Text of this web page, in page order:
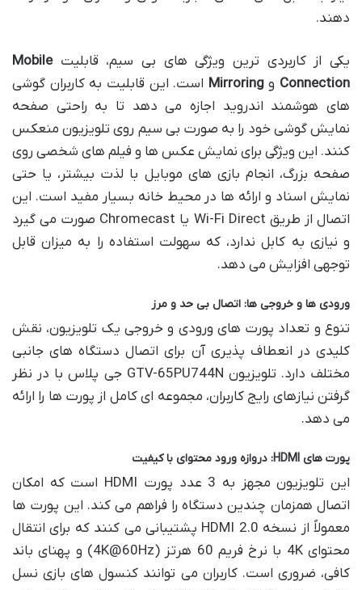
دهند.
یکی از کاربردی ترین ویژگی های بی سیم، قابلیتMobile
Connection وMirroring است. این قابلیت به کاربران گوشی
های هوشمند اندروید اجازه می دهد تا به راحتی صفحه
نمایش گوشی خود را به صورت بی سیم روی تلویزیون منعکس
کنند. این ویژگی برای نمایش عکس ها و فیلم های شخصی روی
صفحه بزرگ، انجام بازی های موبایل با لذت بیشتر، یا حتی
نمایش اسناد و ارائه ها در محیط خانه بسیار مفید است. این
اتصال از طریق Wi-Fi Direct یا Chromecast صورت می گیرد
و نیازی به کابل ندارد، که سهولت استفاده را به میزان قابل
توجهی افزایش می دهد.
ورودی ها و خروجی ها: اتصال بی حد و مرز
تنوع و تعداد پورت های ورودی و خروجی یک تلویزیون، نقش
کلیدی در انعطاف پذیری آن برای اتصال دستگاه های جانبی
مختلف دارد. تلویزیون GTV-65PU744N جی پلاس با در نظر
گرفتن نیازهای رایج کاربران، مجموعه ای کامل از پورت ها را ارائه
می دهد.
پورت های HDMI: دروازه ورود محتوای با کیفیت
این تلویزیون مجهز به 3 عدد پورت HDMI است که امکان
اتصال همزمان چندین دستگاه را فراهم می کند. این پورت ها
معمولاً از نسخه HDMI 2.0 پشتیبانی می کنند که برای انتقال
محتوای 4K با نرخ فریم 60 هرتز (4K@60Hz) و پهنای باند
کافی، ضروری است. کاربران می توانند کنسول های بازی نسل